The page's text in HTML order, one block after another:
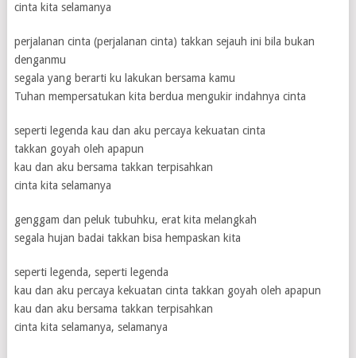
cinta kita selamanya
perjalanan cinta (perjalanan cinta) takkan sejauh ini bila bukan
denganmu
segala yang berarti ku lakukan bersama kamu
Tuhan mempersatukan kita berdua mengukir indahnya cinta
seperti legenda kau dan aku percaya kekuatan cinta
takkan goyah oleh apapun
kau dan aku bersama takkan terpisahkan
cinta kita selamanya
genggam dan peluk tubuhku, erat kita melangkah
segala hujan badai takkan bisa hempaskan kita
seperti legenda, seperti legenda
kau dan aku percaya kekuatan cinta takkan goyah oleh apapun
kau dan aku bersama takkan terpisahkan
cinta kita selamanya, selamanya